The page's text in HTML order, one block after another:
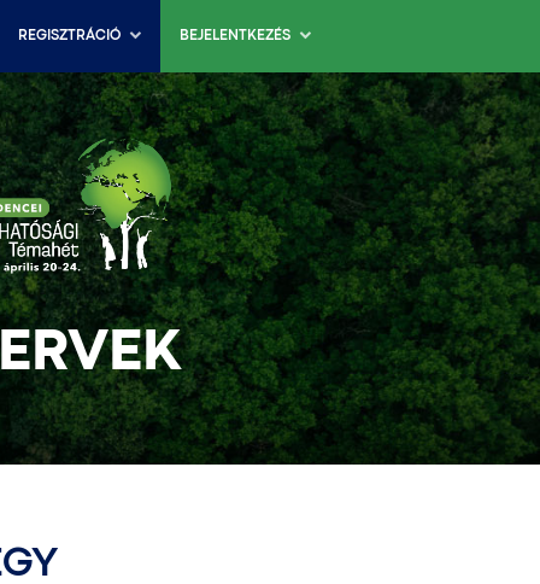
REGISZTRÁCIÓ BEJELENTKEZÉS